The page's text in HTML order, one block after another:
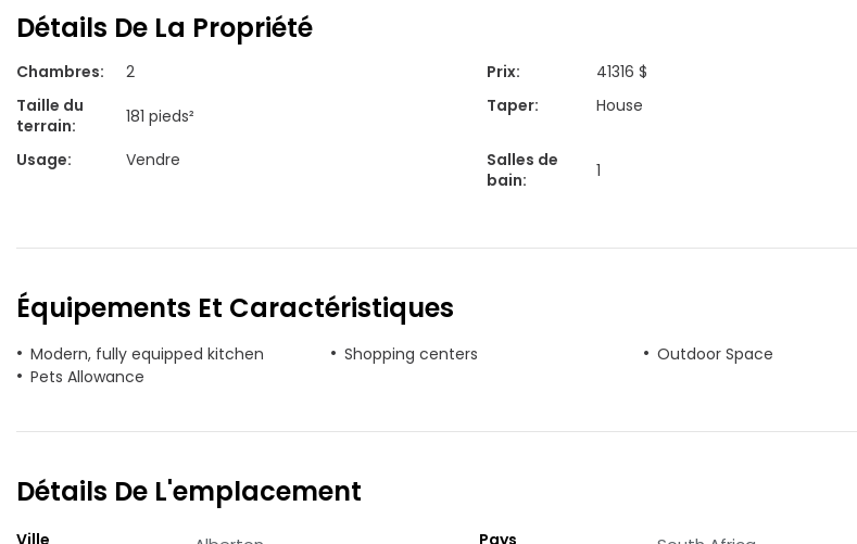
Détails De La Propriété
Chambres: 2 Prix:
41316 $
Taille du
terrain: 181 pieds² Taper: House
Usage: Vendre
Salles de
bain: 1
Équipements Et Caractéristiques
Modern, fully equipped kitchen Shopping centers
Outdoor Space
Pets Allowance
Détails De L'emplacement
Ville Pays